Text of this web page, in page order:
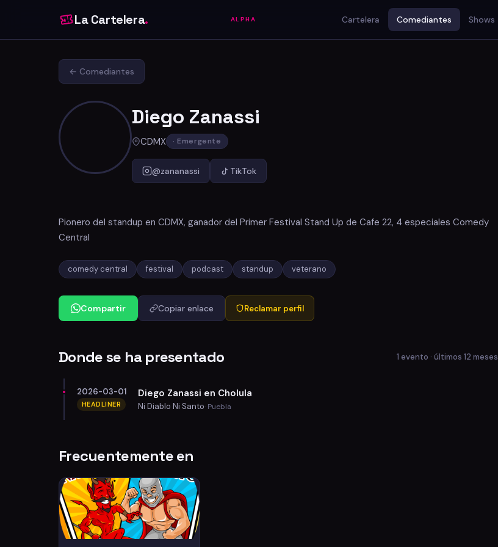
La Cartelera. ALPHA Cartelera Comediantes Shows
← Comediantes
Diego Zanassi
CDMX · Emergente
@zananassi TikTok
Pionero del standup en CDMX, ganador del Primer Festival Stand Up de Cafe 22, 4 especiales Comedy
Central
comedy central festival podcast standup veterano
Compartir Copiar enlace Reclamar perfil
Donde se ha presentado 1 evento · últimos 12 meses
2026-03-01
HEADLINER
Diego Zanassi en Cholula
Ni Diablo Ni Santo· Puebla
Frecuentemente en